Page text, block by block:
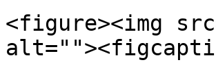
<figure><img